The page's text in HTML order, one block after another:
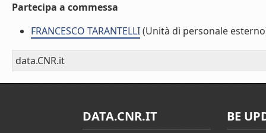
Partecipa a commessa
FRANCESCO TARANTELLI(Unità di personale
data.CNR.it
DATA.CNR.IT BE